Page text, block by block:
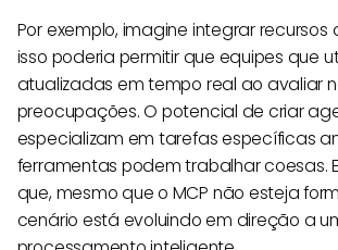
Por exemplo, imagine integrar
isso poderia permitir que equipes que
atualizadas em tempo real ao avaliar
preocupações. O potencial de criar
especializam em tarefas específicas
ferramentas podem trabalhar coesas.
que, mesmo que o MCP não esteja
cenário está evoluindo em direção a